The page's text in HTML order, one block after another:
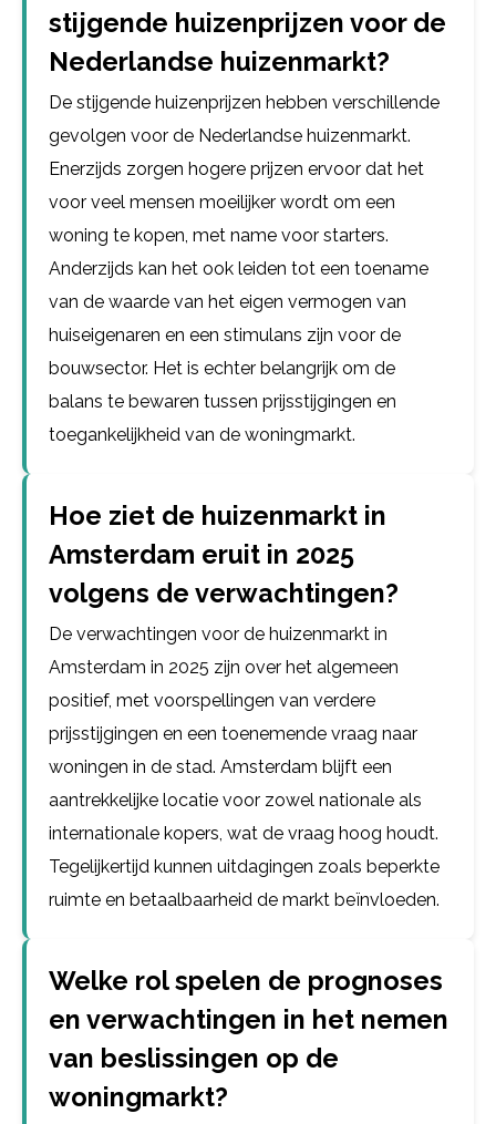
stijgende huizenprijzen voor de
Nederlandse huizenmarkt?
De stijgende huizenprijzen hebben verschillende
gevolgen voor de Nederlandse huizenmarkt.
Enerzijds zorgen hogere prijzen ervoor dat het
voor veel mensen moeilijker wordt om een
woning te kopen, met name voor starters.
Anderzijds kan het ook leiden tot een toename
van de waarde van het eigen vermogen van
huiseigenaren en een stimulans zijn voor de
bouwsector. Het is echter belangrijk om de
balans te bewaren tussen prijsstijgingen en
toegankelijkheid van de woningmarkt.
Hoe ziet de huizenmarkt in
Amsterdam eruit in 2025
volgens de verwachtingen?
De verwachtingen voor de huizenmarkt in
Amsterdam in 2025 zijn over het algemeen
positief, met voorspellingen van verdere
prijsstijgingen en een toenemende vraag naar
woningen in de stad. Amsterdam blijft een
aantrekkelijke locatie voor zowel nationale als
internationale kopers, wat de vraag hoog houdt.
Tegelijkertijd kunnen uitdagingen zoals beperkte
ruimte en betaalbaarheid de markt beïnvloeden.
Welke rol spelen de prognoses
en verwachtingen in het nemen
van beslissingen op de
woningmarkt?